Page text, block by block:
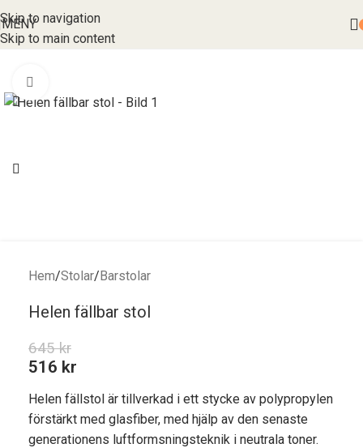
Skip to navigation
Skip to main content
MENY
Hem/Stolar/Barstolar
Helen fällbar stol
645kr
516 kr
Helen fällstol är tillverkad i ett stycke av polypropylen
förstärkt med glasfiber, med hjälp av den senaste
generationens luftformsningsteknik i neutrala toner.